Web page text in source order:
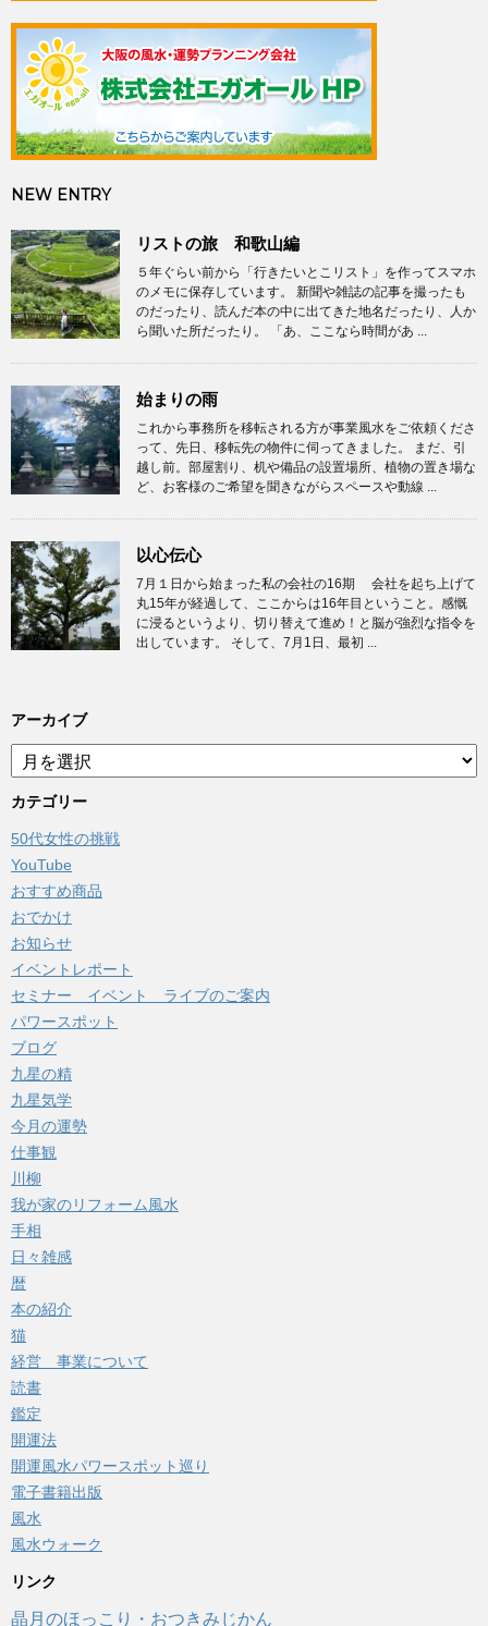
NEW ENTRY
リストの旅 和歌山編
５年ぐらい前から「行きたいとこリスト」を作ってスマホ
のメモに保存しています。 新聞や雑誌の記事を撮ったも
のだったり、読んだ本の中に出てきた地名だったり、人か
ら聞いた所だったり。 「あ、ここなら時間があ ...
始まりの雨
これから事務所を移転される方が事業風水をご依頼くださ
って、先日、移転先の物件に伺ってきました。 まだ、引
越し前。部屋割り、机や備品の設置場所、植物の置き場な
ど、お客様のご希望を聞きながらスペースや動線 ...
以心伝心
7月１日から始まった私の会社の16期 会社を起ち上げて
丸15年が経過して、ここからは16年目ということ。感慨
に浸るというより、切り替えて進め！と脳が強烈な指令を
出しています。 そして、7月1日、最初 ...
アーカイブ
ア
ー
カ
ブ
カテゴリー
50代女性の挑戦
YouTube
おすすめ商品
おでかけ
お知らせ
イベントレポート
セミナー イベント ライブのご案内
パワースポット
ブログ
九星の精
九星気学
今月の運勢
仕事観
川柳
我が家のリフォーム風水
手相
日々雑感
暦
本の紹介
猫
経営 事業について
読書
鑑定
開運法
開運風水パワースポット巡り
電子書籍出版
風水
風水ウォーク
リンク
晶月のほっこり・おつきみじかん